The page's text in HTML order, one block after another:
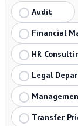
Audit
Financial
HR
Legal
Transfer